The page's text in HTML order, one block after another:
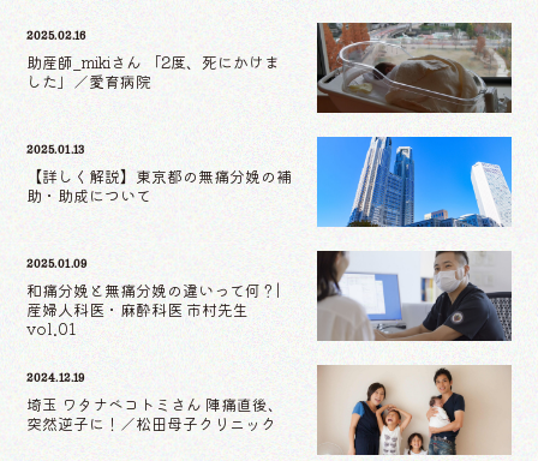
2025.02.16
助産師_mikiさん 「2度、死にかけま
した」／愛育病院
2025.01.13
【詳しく解説】東京都の無痛分娩の補
助・助成について
2025.01.09
和痛分娩と無痛分娩の違いって何？|
産婦人科医・麻酔科医 市村先生
vol.01
2024.12.19
埼玉 ワタナベコトミさん 陣痛直後、
突然逆子に！／松田母子クリニック